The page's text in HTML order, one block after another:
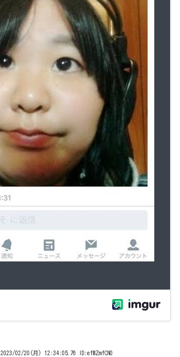
2023/02/20(月) 12:34:05.76 ID:efMZmfCN0